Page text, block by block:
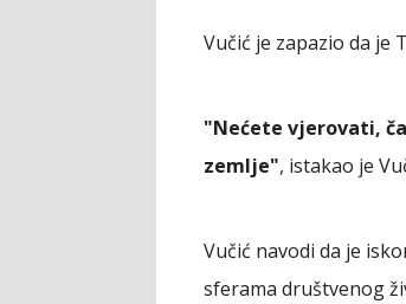
Vučić je zapazio da je
"Nećete vjerovati,
zemlje", istakao je
Vučić navodi da je
sferama društvenog